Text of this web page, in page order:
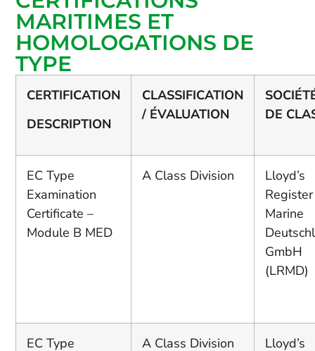
MARITIMES ET
HOMOLOGATIONS DE
TYPE
CERTIFICATION
DESCRIPTION
CLASSIFICATION
/ ÉVALUATION
DE
EC Type
Examination
Certificate –
Module B MED
A Class Division
Lloyd’s
Register
Marine
GmbH
(LRMD)
EC Type
A Class Division
Lloyd’s